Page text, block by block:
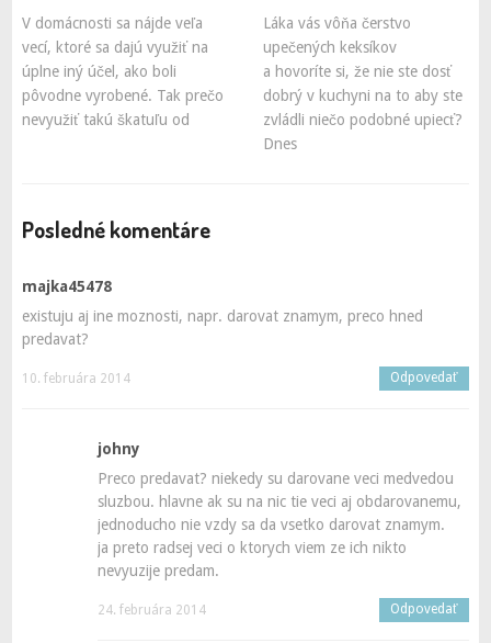
V domácnosti sa nájde veľa
vecí, ktoré sa dajú využiť na
úplne iný účel, ako boli
pôvodne vyrobené. Tak prečo
nevyužiť takú škatuľu od
Láka vás vôňa čerstvo
upečených keksíkov
a hovoríte si, že nie ste dosť
dobrý v kuchyni na to aby ste
zvládli niečo podobné upiecť?
Dnes
Posledné komentáre
majka45478
existuju aj ine moznosti, napr. darovat znamym, preco hned
predavat?
10. februára 2014 Odpovedať
johny
Preco predavat? niekedy su darovane veci medvedou
sluzbou. hlavne ak su na nic tie veci aj obdarovanemu,
jednoducho nie vzdy sa da vsetko darovat znamym.
ja preto radsej veci o ktorych viem ze ich nikto
nevyuzije predam.
24. februára 2014 Odpovedať